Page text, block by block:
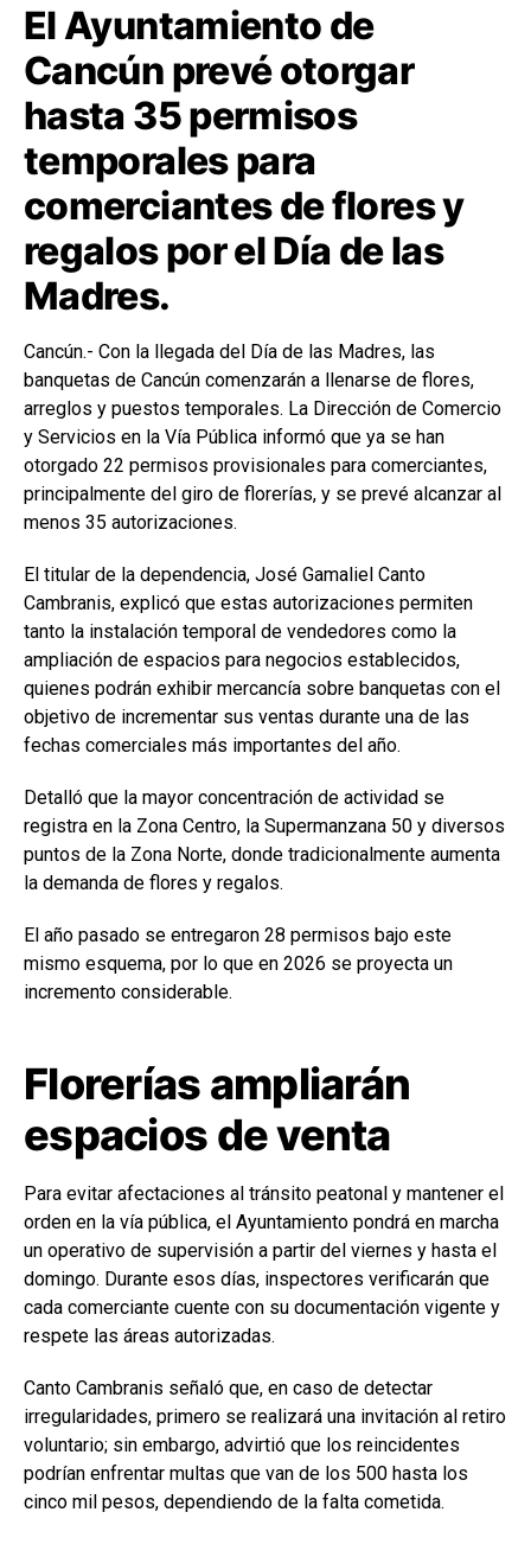
El Ayuntamiento de
Cancún prevé otorgar
hasta 35 permisos
temporales para
comerciantes de flores y
regalos por el Día de las
Madres.
Cancún.- Con la llegada del Día de las Madres, las
banquetas de Cancún comenzarán a llenarse de flores,
arreglos y puestos temporales. La Dirección de Comercio
y Servicios en la Vía Pública informó que ya se han
otorgado 22 permisos provisionales para comerciantes,
principalmente del giro de florerías, y se prevé alcanzar al
menos 35 autorizaciones.
El titular de la dependencia, José Gamaliel Canto
Cambranis, explicó que estas autorizaciones permiten
tanto la instalación temporal de vendedores como la
ampliación de espacios para negocios establecidos,
quienes podrán exhibir mercancía sobre banquetas con el
objetivo de incrementar sus ventas durante una de las
fechas comerciales más importantes del año.
Detalló que la mayor concentración de actividad se
registra en la Zona Centro, la Supermanzana 50 y diversos
puntos de la Zona Norte, donde tradicionalmente aumenta
la demanda de flores y regalos.
El año pasado se entregaron 28 permisos bajo este
mismo esquema, por lo que en 2026 se proyecta un
incremento considerable.
Florerías ampliarán
espacios de venta
Para evitar afectaciones al tránsito peatonal y mantener el
orden en la vía pública, el Ayuntamiento pondrá en marcha
un operativo de supervisión a partir del viernes y hasta el
domingo. Durante esos días, inspectores verificarán que
cada comerciante cuente con su documentación vigente y
respete las áreas autorizadas.
Canto Cambranis señaló que, en caso de detectar
irregularidades, primero se realizará una invitación al retiro
voluntario; sin embargo, advirtió que los reincidentes
podrían enfrentar multas que van de los 500 hasta los
cinco mil pesos, dependiendo de la falta cometida.